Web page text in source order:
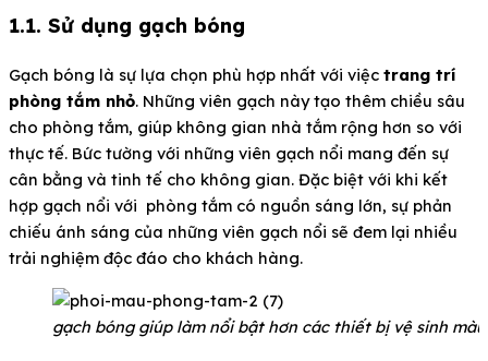
1.1. Sử dụng gạch bóng
Gạch bóng là sự lựa chọn phù hợp nhất với việc trang trí
phòng tắm nhỏ. Những viên gạch này tạo thêm chiều sâu
cho phòng tắm, giúp không gian nhà tắm rộng hơn so với
thực tế. Bức tường với những viên gạch nổi mang đến sự
cân bằng và tinh tế cho không gian. Đặc biệt với khi kết
hợp gạch nổi với phòng tắm có nguồn sáng lớn, sự phản
chiếu ánh sáng của những viên gạch nổi sẽ đem lại nhiều
trải nghiệm độc đáo cho khách hàng.
gạch bóng giúp làm nổi bật hơn các thiết bị vệ sinh